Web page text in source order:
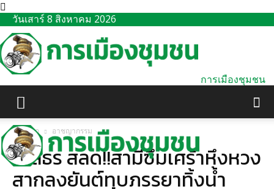
วันเสาร์ 8 สิงหาคม 2026
การเมืองชุมชน
หน้าแรก อาชญากรรม
ยโสธร สลด!!สามีซึมเศร้าหึงหวง
สากลงยันต์ทุบภรรยาทิ้งน้ำ